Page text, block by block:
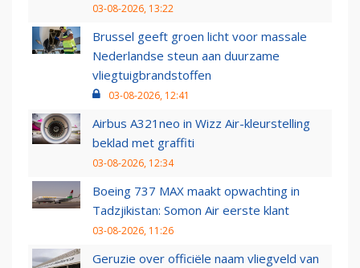
03-08-2026, 13:22
Brussel geeft groen licht voor massale
Nederlandse steun aan duurzame
vliegtuigbrandstoffen
03-08-2026, 12:41
Airbus A321neo in Wizz Air-kleurstelling
beklad met graffiti
03-08-2026, 12:34
Boeing 737 MAX maakt opwachting in
Tadzjikistan: Somon Air eerste klant
03-08-2026, 11:26
Geruzie over officiële naam vliegveld van